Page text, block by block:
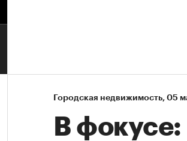
Городская недвижимость⁠, 05
В